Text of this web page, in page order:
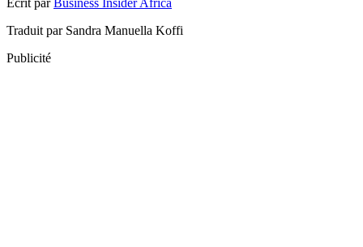
Ecrit parBusiness Insider Africa
Traduit par Sandra Manuella Koffi
Publicité